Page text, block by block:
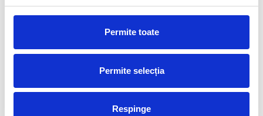
Permite toate
Permite selecția
Respinge
Furnizarea datelor dumneavoastră în acest scop este voluntară.
negative pentru dumneavoastră.
IV. Durata pentru care vă prelucrăm datele
Ca principiu, Asociatia Help Autism va prelucra datele
dumneavoastră cu caracter personal atât cât este necesar
În situaţia în care sunteți client și vă exercitați opțiunea de
ştergere a contului de utilizator, prin apăsarea butonul Ștergere